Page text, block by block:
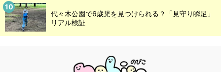
代々木公園で6歳児を見つけられる？「見守り瞬足」
リアル検証